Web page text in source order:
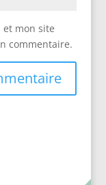
et mon site
commentaire.